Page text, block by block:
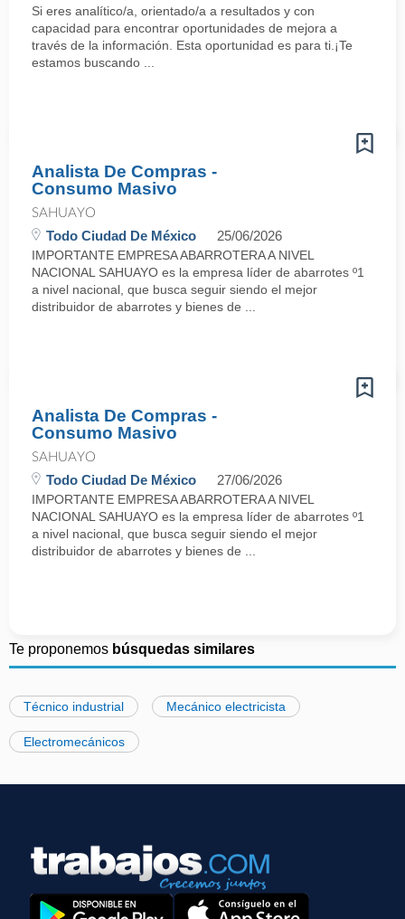
Si eres analítico/a, orientado/a a resultados y con
capacidad para encontrar oportunidades de mejora a
través de la información. Esta oportunidad es para ti.¡Te
estamos buscando ...
Analista De Compras -
Consumo Masivo
SAHUAYO
Todo Ciudad De México 25/06/2026
IMPORTANTE EMPRESA ABARROTERA A NIVEL
NACIONAL SAHUAYO es la empresa líder de abarrotes º1
a nivel nacional, que busca seguir siendo el mejor
distribuidor de abarrotes y bienes de ...
Analista De Compras -
Consumo Masivo
SAHUAYO
Todo Ciudad De México 27/06/2026
IMPORTANTE EMPRESA ABARROTERA A NIVEL
NACIONAL SAHUAYO es la empresa líder de abarrotes º1
a nivel nacional, que busca seguir siendo el mejor
distribuidor de abarrotes y bienes de ...
Te proponemos búsquedas similares
Técnico industrial Mecánico electricista
Electromecánicos